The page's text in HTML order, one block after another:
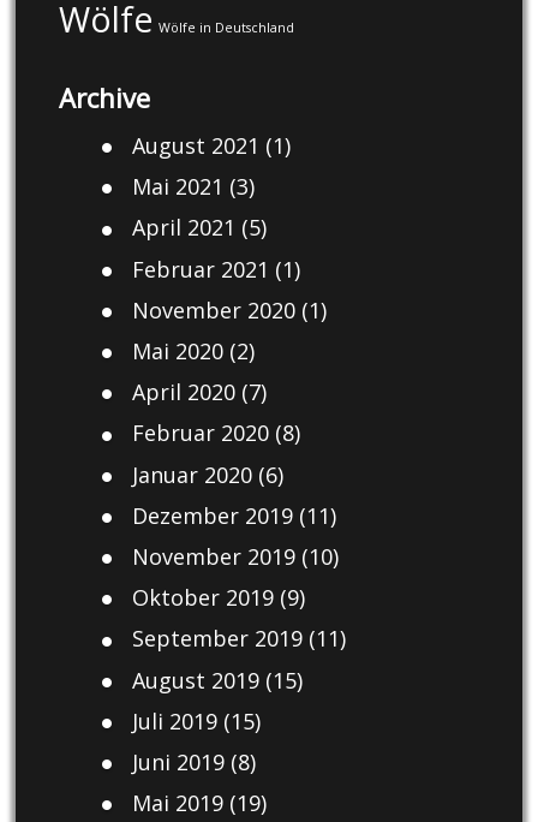
Wölfe Wölfe in Deutschland
Archive
August 2021 (1)
Mai 2021 (3)
April 2021 (5)
Februar 2021 (1)
November 2020(1)
Mai 2020(2)
April 2020(7)
Februar 2020(8)
Januar 2020(6)
Dezember 2019(11)
November 2019(10)
Oktober 2019(9)
September 2019(11)
August 2019(15)
Juli 2019(15)
Juni 2019(8)
Mai 2019(19)